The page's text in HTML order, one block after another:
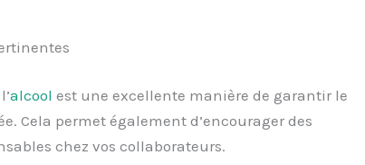
alcool est une excellente manière de garantir le
Cela permet également d’encourager des
chez vos collaborateurs.